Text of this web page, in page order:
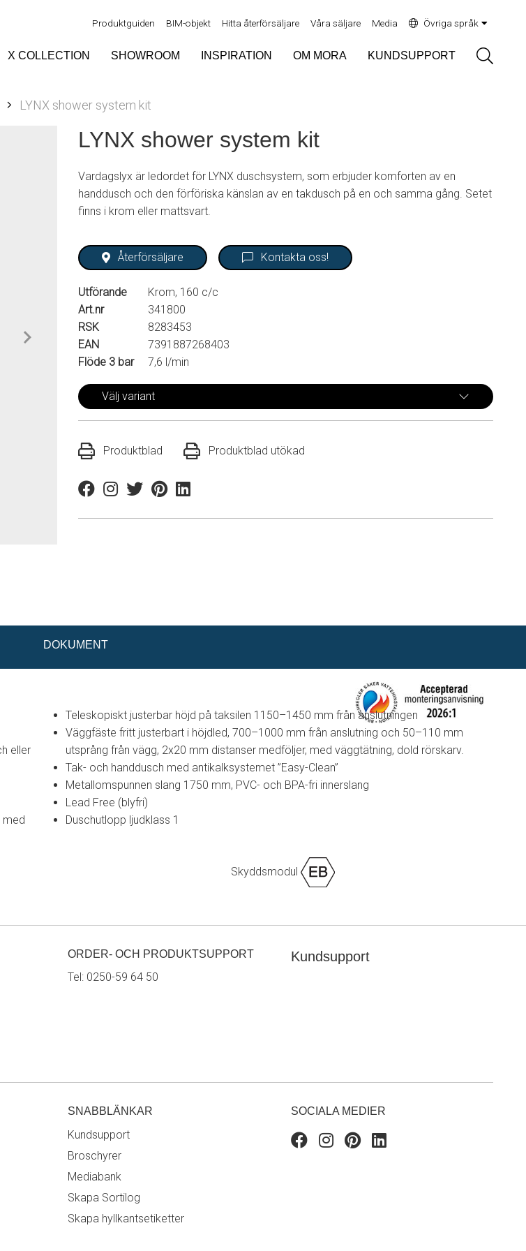
Produktguiden BIM-objekt Hitta återförsäljare Våra säljare Media Övriga språk
X COLLECTION SHOWROOM INSPIRATION OM MORA KUNDSUPPORT
LYNX shower system kit
LYNX shower system kit
Vardagslyx är ledordet för LYNX duschsystem, som erbjuder komforten av en
handdusch och den förföriska känslan av en takdusch på en och samma gång. Setet
finns i krom eller mattsvart.
Återförsäljare Kontakta oss!
Utförande
Krom, 160 c/c
Art.nr
341800
RSK
8283453
EAN
7391887268403
Flöde 3 bar
7,6 l/min
Välj variant
Produktblad Produktblad utökad
FacebookInstagram
TwitterPinterestLinkedin
DOKUMENT
eller
med
Teleskopiskt justerbar höjd på taksilen 1150–1450 mm från anslutningen
Väggfäste fritt justerbart i höjdled, 700–1000 mm från anslutning och 50–110 mm
utsprång från vägg, 2x20 mm distanser medföljer, med väggtätning, dold rörskarv.
Tak- och handdusch med antikalksystemet ”Easy-Clean”
Metallomspunnen slang 1750 mm, PVC- och BPA-fri innerslang
Lead Free (blyfri)
Duschutlopp ljudklass 1
Skyddsmodul
ORDER- OCH PRODUKTSUPPORT
Tel: 0250-59 64 50
Kundsupport
SNABBLÄNKAR
Kundsupport
Broschyrer
Mediabank
Skapa Sortilog
Skapa hyllkantsetiketter
SOCIALA MEDIER
FacebookInstagram
Pinterest